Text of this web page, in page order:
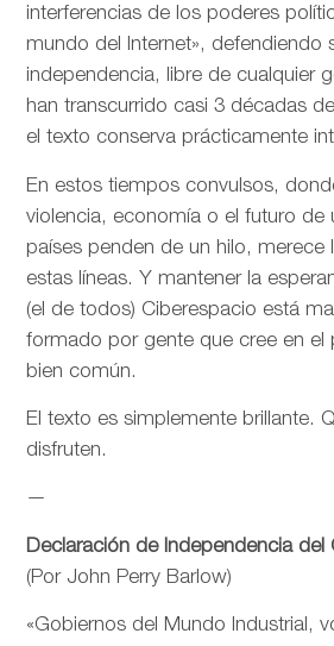
interferencias de los poderes
mundo del Internet», defendiendo
independencia, libre de cualquier
han transcurrido casi 3 décadas
el texto conserva prácticamente
En estos tiempos convulsos,
violencia, economía o el futuro de
países penden de un hilo, merece
estas líneas. Y mantener la
(el de todos) Ciberespacio está
formado por gente que cree en el
bien común.
El texto es simplemente brillante.
disfruten.
—
Declaración de Independencia del
(Por John Perry Barlow)
«Gobiernos del Mundo Industrial,